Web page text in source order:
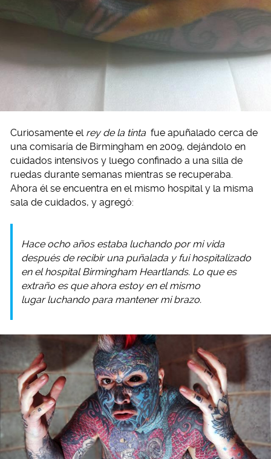
Curiosamente el rey de la tinta fue apuñalado cerca de
una comisaría de Birmingham en 2009, dejándolo en
cuidados intensivos y luego confinado a una silla de
ruedas durante semanas mientras se recuperaba.
Ahora él se encuentra en el mismo hospital y la misma
sala de cuidados, y agregó:
Hace ocho años estaba luchando por mi vida
después de recibir una puñalada y fui hospitalizado
en el hospital Birmingham Heartlands. Lo que es
extraño es que ahora estoy en el mismo
lugar luchando para mantener mi brazo.